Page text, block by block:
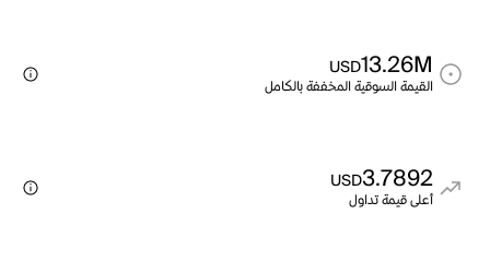
13.26M
USD
القيمة السوقية المخففة بالكامل
3.7892
USD
أعلى قيمة تداول